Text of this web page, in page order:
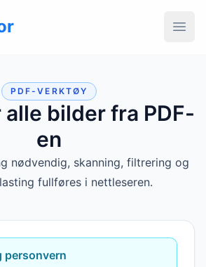
PDF-VERKTØY
alle bilder fra PDF-
en
nødvendig, skanning, filtrering og
fullføres i nettleseren.
personvern